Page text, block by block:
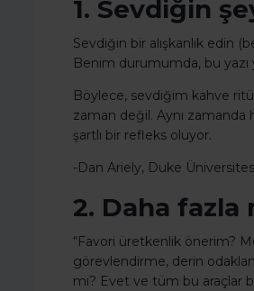
1. Sevdiğin
Sevdiğin bir alışkanlık edin
Benim durumumda, bu yazı
Böylece, sevdiğim kahve
zaman değil. Aynı zamanda
şartlı bir refleks oluyor.
-Dan Ariely, Duke
2. Daha
“Favori üretkenlik önerim?
görevlendirme, derin
mı? Evet ve tüm bu araçlar